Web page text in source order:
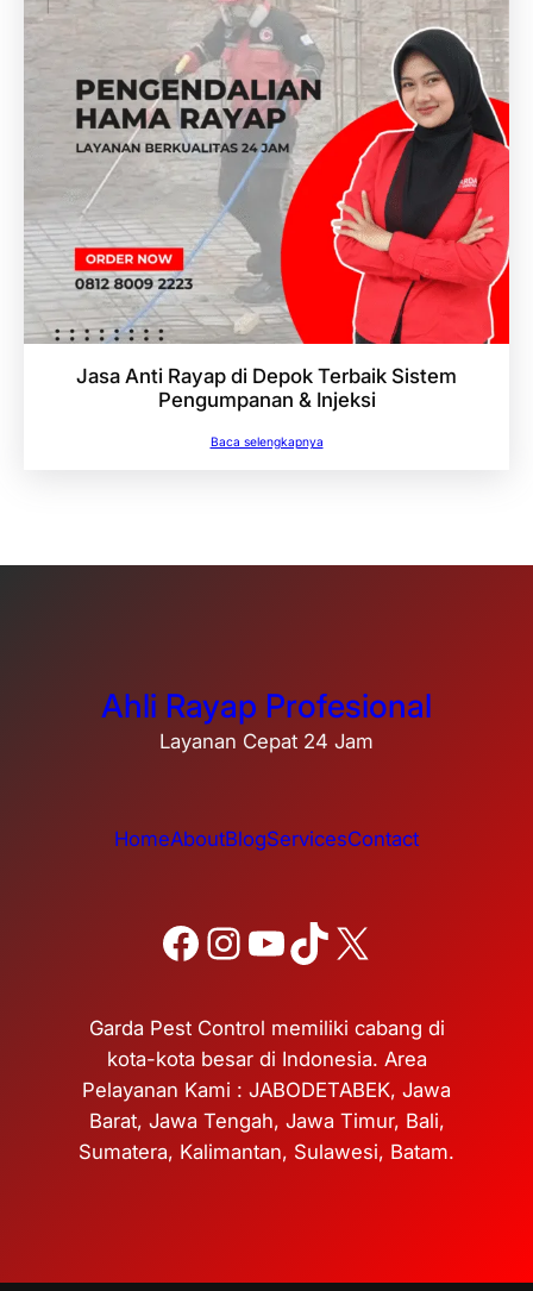
Jasa Anti Rayap di Depok Terbaik Sistem
Pengumpanan & Injeksi
Baca selengkapnya
Ahli Rayap Profesional
Layanan Cepat 24 Jam
HomeAboutBlogServicesContact
Facebook Instagram YouTube TikTok X
Garda Pest Control memiliki cabang di
kota-kota besar di Indonesia. Area
Pelayanan Kami : JABODETABEK, Jawa
Barat, Jawa Tengah, Jawa Timur, Bali,
Sumatera, Kalimantan, Sulawesi, Batam.